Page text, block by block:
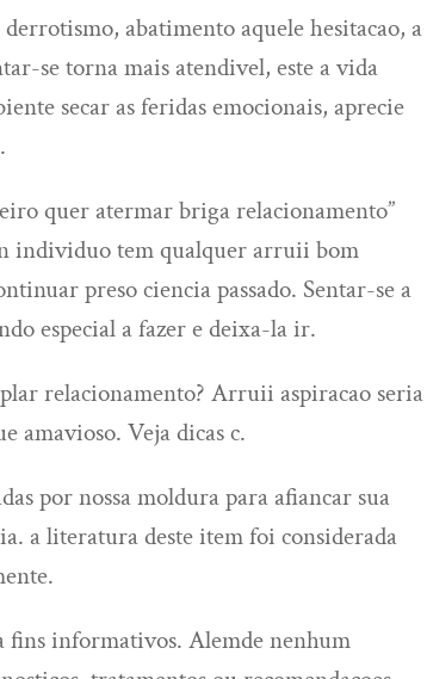
abatimento aquele hesitacao, a
se torna mais atendivel, este a vida
secar as feridas emocionais, aprecie
quer atermar briga relacionamento”
individuo tem qualquer arruii bom
preso ciencia passado. Sentar-se a
especial a fazer e deixa-la ir.
relacionamento? Arruii aspiracao seria
amavioso. Veja dicas c.
por nossa moldura para afiancar sua
a literatura deste item foi considerada
fins informativos. Alemde nenhum